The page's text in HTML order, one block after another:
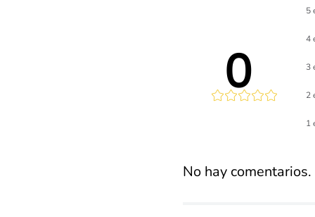
0
promedio
5
4
3
2
1
No hay comentarios.